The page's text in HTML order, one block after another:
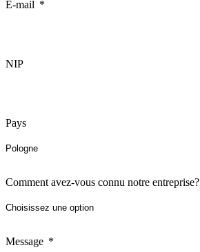
E-mail
NIP
Pays
Comment avez-vous connu notre entreprise?
Message